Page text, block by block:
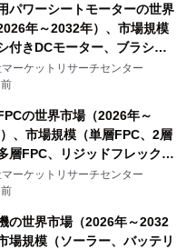
パワーシートモーターの世界
年～2032年）、市場規模
付きDCモーター、ブラシレ
ター）・分析レポートを発
ーケットリサーチセンター
の世界市場（2026年～
、市場規模（単層FPC、2層
層FPC、リジッドフレックス
分析レポートを発表
ーケットリサーチセンター
の世界市場（2026年～2032
場規模（ソーラー、バッテリ